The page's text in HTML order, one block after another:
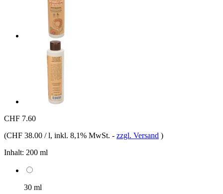
CHF 7.60
(CHF 38.00 / l, inkl. 8,1% MwSt. - zzgl. Versand )
Inhalt: 200 ml
30 ml